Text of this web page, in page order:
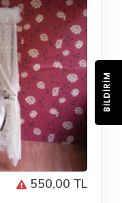
550,00 TL
BILDIRIM